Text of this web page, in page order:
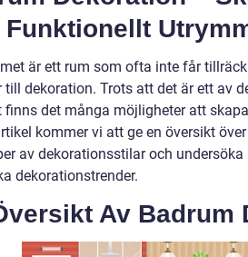
Funktionellt
är ett rum som ofta inte får
till dekoration. Trots att det är ett av
finns det många möjligheter att
kommer vi att ge en översikt
av dekorationsstilar och
dekorationstrender.
Av Badrum